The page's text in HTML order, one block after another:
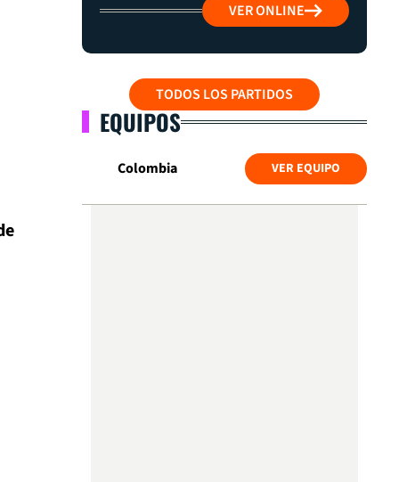
VER ONLINE
TODOS LOS PARTIDOS
EQUIPOS
Colombia VER EQUIPO